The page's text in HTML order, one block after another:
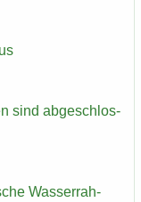
sind ab­ge­schlos­
Was­ser­rah­